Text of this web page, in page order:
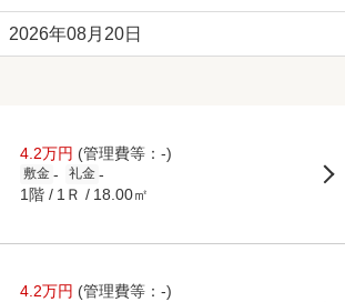
2026年08月20日
4.2万円 (管理費等：-)
敷金 - 礼金 -
1階 1Ｒ 18.00㎡
4.2万円 (管理費等：-)